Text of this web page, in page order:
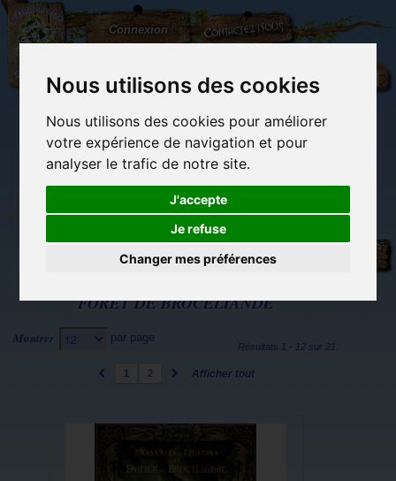
Nous utilisons des cookies
Nous utilisons des cookies pour améliorer
votre expérience de navigation et pour
analyser le trafic de notre site.
J'accepte
Je refuse
Changer mes préférences
L'Arbre
aux
100.000
Connexion Contactez-nous
(vide)
Librairie des
Carterie
originale
Activités
détente et jeux
Objets déco et
FORÊT DE BROCÉLIANDE
Montrer 12 par page
Afficher tout
1 2
Résultats 1 - 12 sur 21.